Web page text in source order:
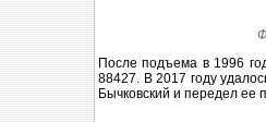
После подъема в 1996
88427. В 2017 году
Бычковский и передел